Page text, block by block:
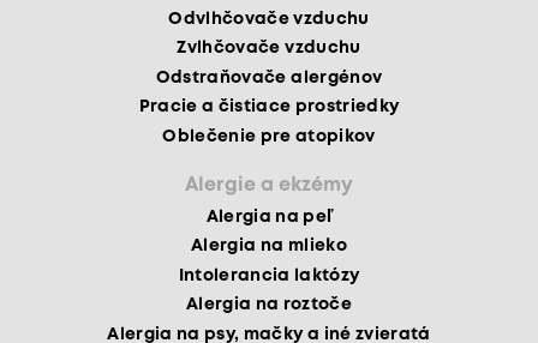
Odvlhčovače vzduchu
Zvlhčovače vzduchu
Odstraňovače alergénov
Pracie a čistiace prostriedky
Oblečenie pre atopikov
Alergie a ekzémy
Alergia na peľ
Alergia na mlieko
Intolerancia laktózy
Alergia na roztoče
Alergia na psy, mačky a iné zvieratá